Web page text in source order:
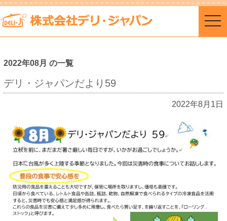
2022年08月 の一覧
デリ・ジャパンだより59
2022年8月1日